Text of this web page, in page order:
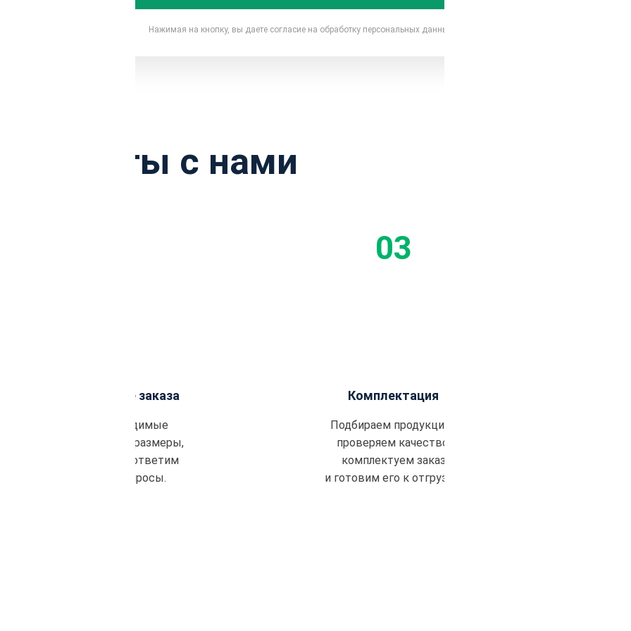
Нажимая на кнопку, вы даете согласие на обработку персональных данных
работы с нами
Подтверждение заказа
Уточним необходимые
материалы, объем, размеры,
сроки поставки и ответим
на все ваши вопросы.
Комплектация
Подбираем продукцию,
проверяем качество,
комплектуем заказ
и готовим его к отгрузке.